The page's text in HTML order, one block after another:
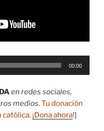
00:00
en redes sociales,
medios.Tu donación
católica. ¡Dona ahora!]